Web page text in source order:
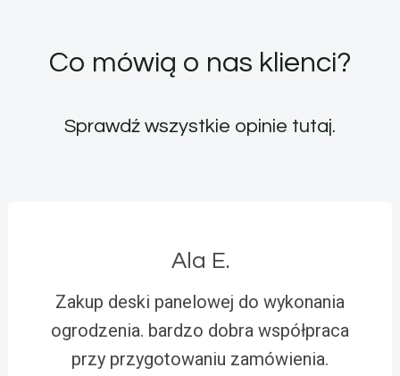
Co mówią o nas klienci?
Sprawdź wszystkie opinie tutaj.
Ala E.
Zakup deski panelowej do wykonania
ogrodzenia. bardzo dobra współpraca
przy przygotowaniu zamówienia.